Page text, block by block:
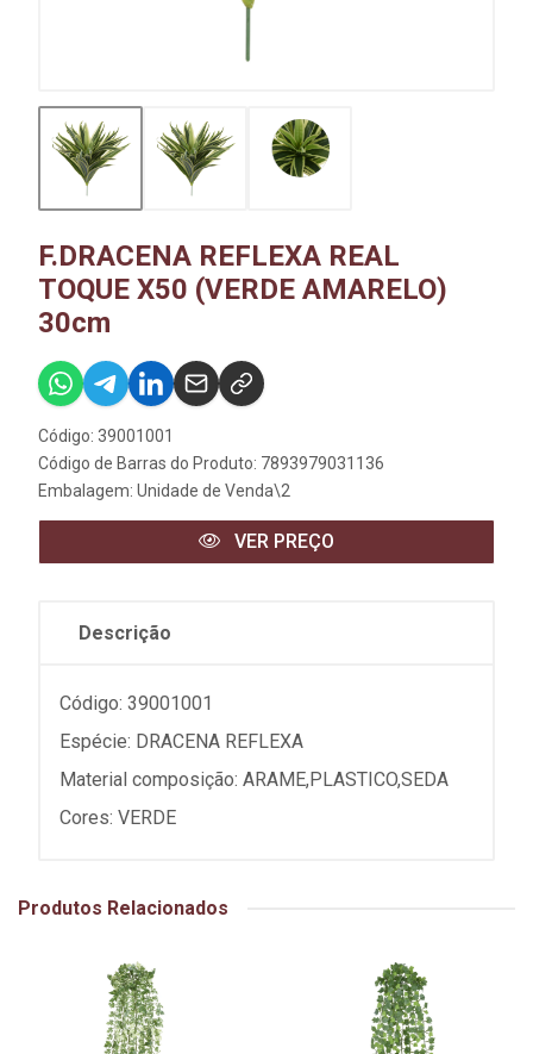
F.DRACENA REFLEXA REAL
TOQUE X50 (VERDE AMARELO)
30cm
Código: 39001001
Código de Barras do Produto: 7893979031136
Embalagem: Unidade de Venda\2
VER PREÇO
Descrição
Código: 39001001
Espécie: DRACENA REFLEXA
Material composição: ARAME,PLASTICO,SEDA
Cores: VERDE
Produtos Relacionados